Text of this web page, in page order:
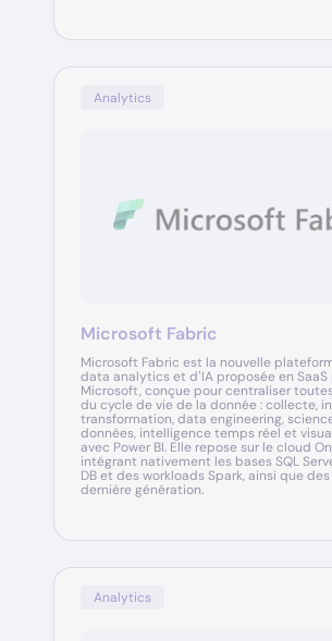
Analytics
Microsoft Fabric
Microsoft Fabric est la nouvelle
data analytics et d’IA proposée en SaaS
Microsoft, conçue pour centraliser
du cycle de vie de la donnée : collecte,
transformation, data engineering,
données, intelligence temps réel et
avec Power BI. Elle repose sur le cloud
intégrant nativement les bases SQL
DB et des workloads Spark, ainsi que
dernière génération.
Analytics